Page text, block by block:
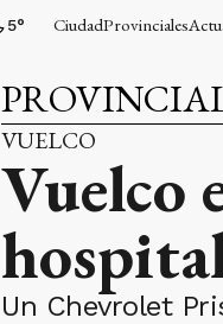
5° CiudadProvinciales
VUELCO
Vuelco
Un Chevrolet